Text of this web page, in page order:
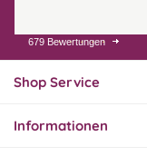
07.08.26
Endlich das richtige
679 Bewertungen
Shop Service
Informationen